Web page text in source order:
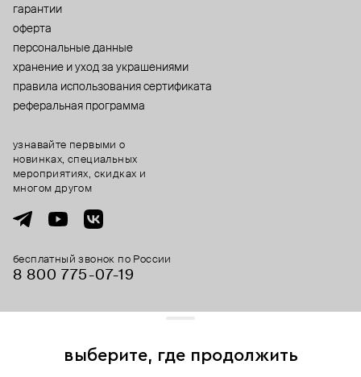
гарантии
оферта
персональные данные
хранение и уход за украшениями
правила использования сертификата
реферальная программа
бесплатный звонок по России
8 800 775⁠-07⁠-19
узнавайте первыми о
новинках, специальных
мероприятиях, скидках и
многом другом
выберите, где продолжить